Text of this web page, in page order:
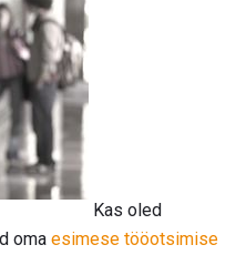
Kas oled
oma esimese tööotsimise